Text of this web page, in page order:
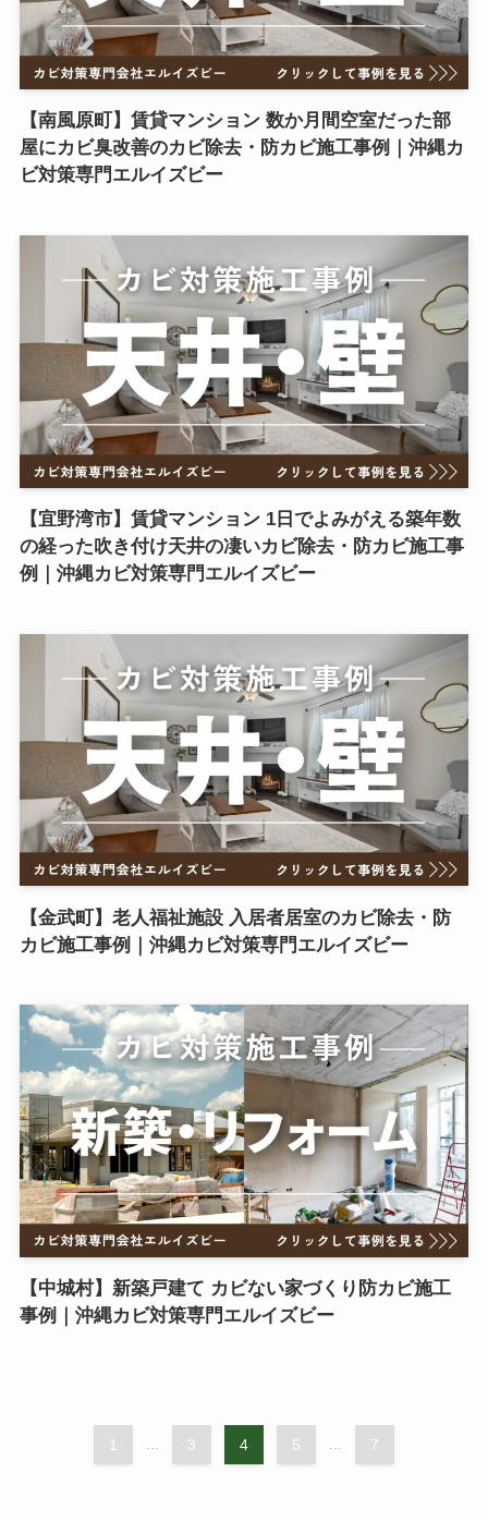
【南風原町】賃貸マンション 数か月間空室だった部
屋にカビ臭改善のカビ除去・防カビ施工事例｜沖縄カ
ビ対策専門エルイズビー
【宜野湾市】賃貸マンション 1日でよみがえる築年数
の経った吹き付け天井の凄いカビ除去・防カビ施工事
例｜沖縄カビ対策専門エルイズビー
【金武町】老人福祉施設 入居者居室のカビ除去・防
カビ施工事例｜沖縄カビ対策専門エルイズビー
【中城村】新築戸建て カビない家づくり防カビ施工
事例｜沖縄カビ対策専門エルイズビー
1 ... 3 4 5 ... 7